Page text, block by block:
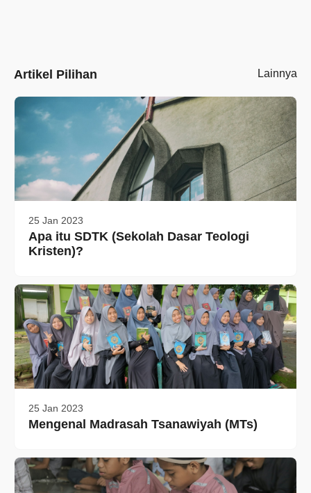
Artikel Pilihan Lainnya
25 Jan 2023
Apa itu SDTK (Sekolah Dasar Teologi
Kristen)?
25 Jan 2023
Mengenal Madrasah Tsanawiyah (MTs)